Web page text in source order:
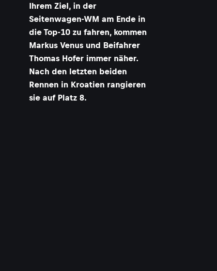
Ihrem Ziel, in der
Seitenwagen-WM am Ende in
die Top-10 zu fahren, kommen
Markus Venus und Beifahrer
Thomas Hofer immer näher.
Nach den letzten beiden
Rennen in Kroatien rangieren
sie auf Platz 8.